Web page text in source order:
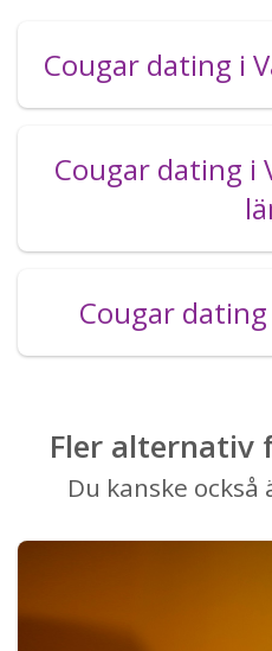
Cougar dating i
Cougar dating i
Cougar
Fler alternativ
Du kanske